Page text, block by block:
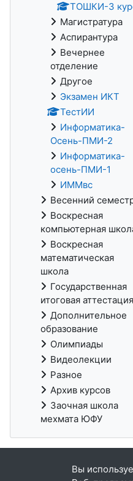
ТОШКИ-3
Магистратура
Аспирантура
Вечернее
отделение
Другое
Экзамен ИКТ
ТестИИ
Информатика-
Осень-ПМИ-2
Информатика-
осень-ПМИ-1
ИММвс
Весенний
Воскресная
компьютерная
Воскресная
математическая
школа
Государственная
итоговая аттестация
Дополнительное
образование
Олимпиады
Видеолекции
Разное
Архив курсов
Заочная школа
мехмата ЮФУ
Вы